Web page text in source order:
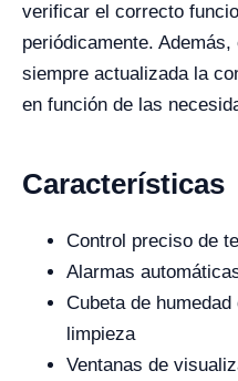
verificar el correcto
periódicamente.
siempre actualizada la
en función de las
Características
Control preciso de
Alarmas
Cubeta de
limpieza
Ventanas de